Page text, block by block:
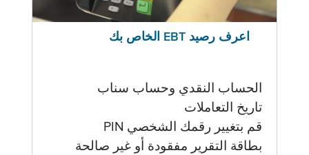
اعرف رصيد EBT الخاص بك
الحساب النقدي وحساب سناب
تاريخ التعاملات
قم بتغيير رقمك الشخصي PIN
بطاقة التقرير مفقودة أو غير صالحة